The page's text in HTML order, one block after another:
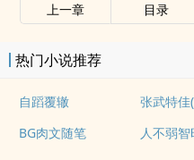
上一章 目录
热门小说推荐
自蹈覆辙 张武特佳
BG肉文随笔
人不弱智